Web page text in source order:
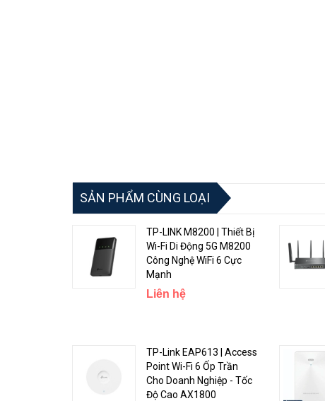
Cloud APP.
SẢN PHẨM CÙNG LOẠI
TP-LINK M8200 | Thiết Bị
Wi-Fi Di Động 5G M8200
Công Nghệ WiFi 6 Cực
Mạnh
Liên hệ
TP-Link EAP613 | Access
Point Wi-Fi 6 Ốp Trần
Cho Doanh Nghiệp - Tốc
Độ Cao AX1800